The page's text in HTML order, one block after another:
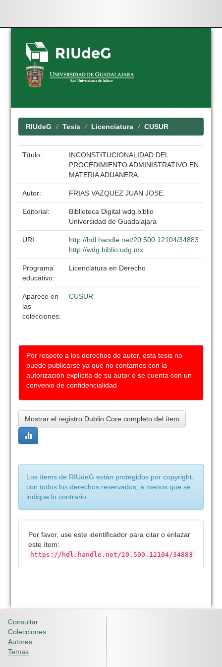
Skip
navigation
RIUdeG Tesis Licenciatura CUSUR
Título:
INCONSTITUCIONALIDAD DEL
PROCEDIMIENTO ADMINISTRATIVO EN
MATERIA ADUANERA.
Autor: FRIAS VAZQUEZ JUAN JOSE.
Editorial:
Biblioteca Digital wdg.biblio
Universidad de Guadalajara
URI:
http://hdl.handle.net/20.500.12104/34883
http://wdg.biblio.udg.mx
Programa
educativo:
Licenciatura en Derecho
Aparece en
las
colecciones:
CUSUR
Por respeto a los derechos de autor, esta tesis no
puede publicarse ya que no contamos con la
autorización explícita de su autor o se cuenta con un
convenio de confidencialidad
Mostrar el registro Dublin Core completo del ítem
Los ítems de RIUdeG están protegidos por copyright,
con todos los derechos reservados, a menos que se
indique lo contrario.
Por favor, use este identificador para citar o enlazar
este ítem:
https://hdl.handle.net/20.500.12104/34883
Consultar
Colecciones
Autores
Temas